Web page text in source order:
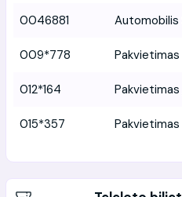
0046881 Automobilis
009*778
012*164
015*357